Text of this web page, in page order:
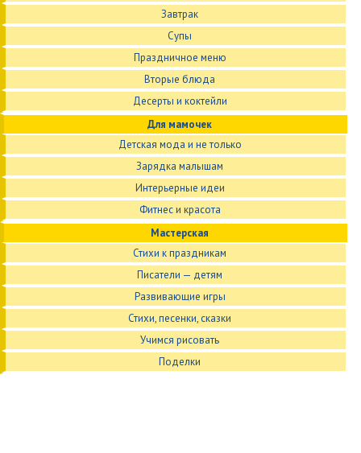
Завтрак
Супы
Праздничное меню
Вторые блюда
Десерты и коктейли
Для мамочек
Детская мода и не только
Зарядка малышам
Интерьерные идеи
Фитнес и красота
Мастерская
Стихи к праздникам
Писатели — детям
Развивающие игры
Стихи, песенки, сказки
Учимся рисовать
Поделки